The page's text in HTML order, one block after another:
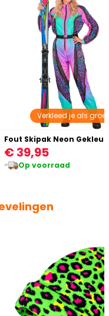
Verkleed je als
€ 39,95
Op voorraad